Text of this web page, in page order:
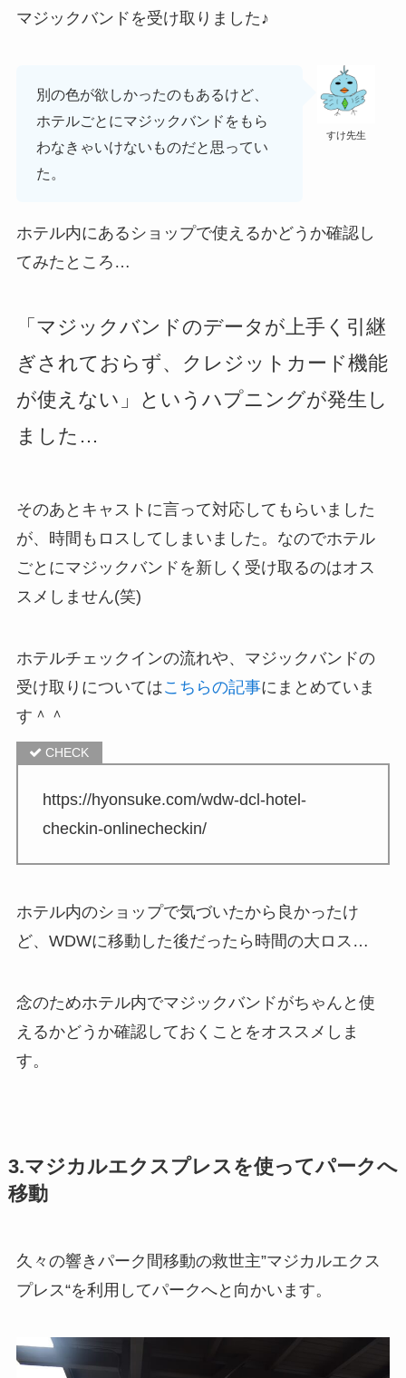
マジックバンドを受け取りました♪
すけ先生
別の色が欲しかったのもあるけど、
ホテルごとにマジックバンドをもら
わなきゃいけないものだと思ってい
た。
ホテル内にあるショップで使えるかどうか確認し
てみたところ…
「マジックバンドのデータが上手く引継
ぎされておらず、クレジットカード機能
が使えない」というハプニングが発生し
ました…
そのあとキャストに言って対応してもらいました
が、時間もロスしてしまいました。なのでホテル
ごとにマジックバンドを新しく受け取るのはオス
スメしません(笑)
ホテルチェックインの流れや、マジックバンドの
受け取りについてはこちらの記事にまとめていま
す＾＾
https://hyonsuke.com/wdw-dcl-hotel-
checkin-onlinecheckin/
ホテル内のショップで気づいたから良かったけ
ど、WDWに移動した後だったら時間の大ロス…
念のためホテル内でマジックバンドがちゃんと使
えるかどうか確認しておくことをオススメ しま
す。
3.マジカルエクスプレスを使ってパークへ
移動
久々の響きパーク間移動の救世主”マジカルエクス
プレス“を利用してパークへと向かいます。